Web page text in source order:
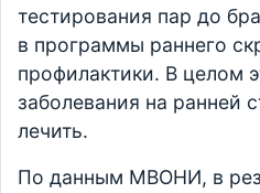
тестирования пар до
в программы раннего
профилактики. В целом
заболевания на ранней
лечить.
По данным МВОНИ, в